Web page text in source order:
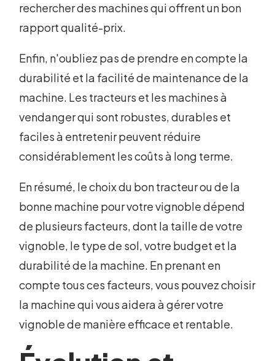
rechercher des machines qui offrent un bon
rapport qualité-prix.
Enfin, n'oubliez pas de prendre en compte la
durabilité et la facilité de maintenance de la
machine. Les tracteurs et les machines à
vendanger qui sont robustes, durables et
faciles à entretenir peuvent réduire
considérablement les coûts à long terme.
En résumé, le choix du bon tracteur ou de la
bonne machine pour votre vignoble dépend
de plusieurs facteurs, dont la taille de votre
vignoble, le type de sol, votre budget et la
durabilité de la machine. En prenant en
compte tous ces facteurs, vous pouvez choisir
la machine qui vous aidera à gérer votre
vignoble de manière efficace et rentable.